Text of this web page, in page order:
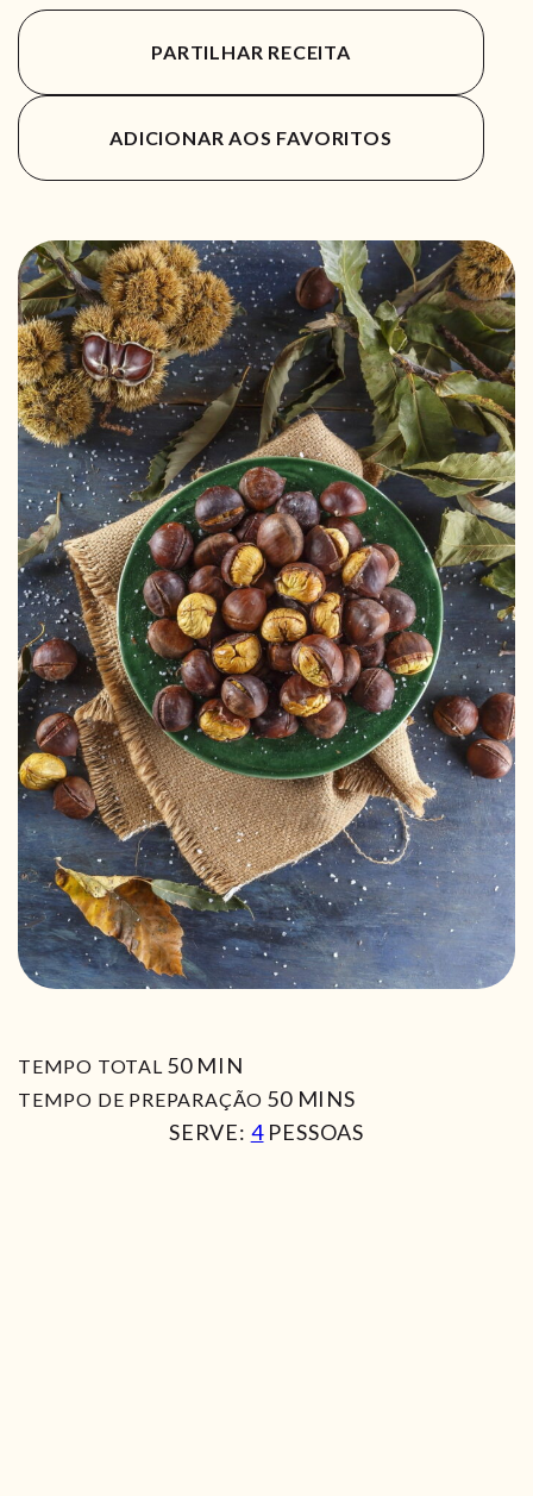
PARTILHAR RECEITA
ADICIONAR AOS FAVORITOS
TEMPO TOTAL 50MIN
MIN
TEMPO DE PREPARAÇÃO 50MIN
MINS
SERVE: 4 PESSOAS